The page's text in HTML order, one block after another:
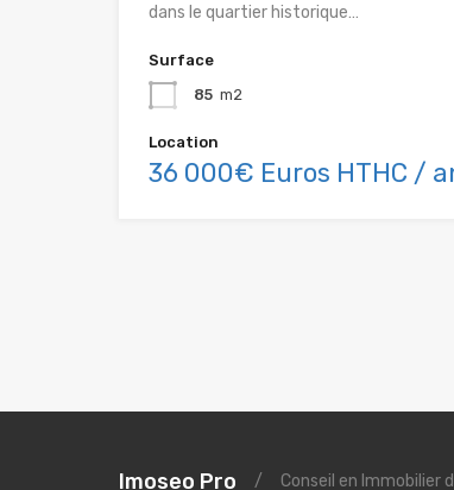
dans le quartier historique…
Surface
85 m2
Location
36 000€ Euros HTHC /
Imoseo Pro / Conseil en Immobilier